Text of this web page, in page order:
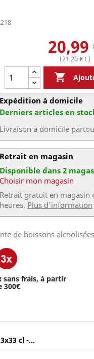
20,99
(21,20 € L)

Expédition à domicile
Derniers articles en
Livraison à domicile
Retrait en magasin
Disponible dans 2
Choisir mon magasin
Retrait gratuit en magasin
heures. Plus d'information
de boissons
sans frais, à partir
300€
cl -...